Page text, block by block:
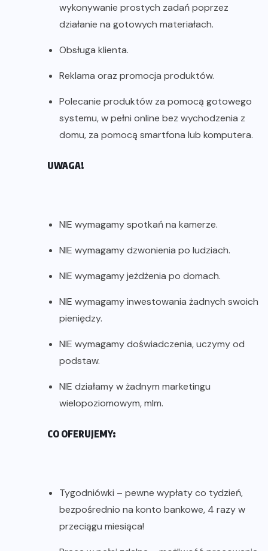
wykonywanie prostych zadań poprzez
działanie na gotowych materiałach.
Obsługa klienta.
Reklama oraz promocja produktów.
Polecanie produktów za pomocą gotowego
systemu, w pełni online bez wychodzenia z
domu, za pomocą smartfona lub komputera.
UWAGA!
NIE wymagamy spotkań na kamerze.
NIE wymagamy dzwonienia po ludziach.
NIE wymagamy jeżdżenia po domach.
NIE wymagamy inwestowania żadnych swoich
pieniędzy.
NIE wymagamy doświadczenia, uczymy od
podstaw.
NIE działamy w żadnym marketingu
wielopoziomowym, mlm.
CO OFERUJEMY:
Tygodniówki – pewne wypłaty co tydzień,
bezpośrednio na konto bankowe, 4 razy w
przeciągu miesiąca!